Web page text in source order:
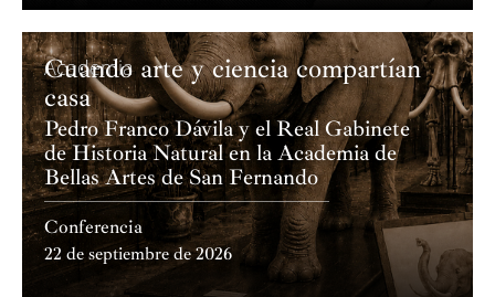
Academia
Cuando arte y ciencia compartían
casa
Pedro Franco Dávila y el Real Gabinete
de Historia Natural en la Academia de
Bellas Artes de San Fernando
Conferencia
22 de septiembre de 2026